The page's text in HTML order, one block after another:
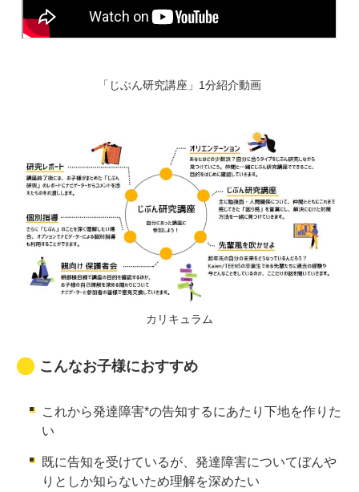
「じぶん研究講座」1分紹介動画
カリキュラム
こんなお子様におすすめ
これから発達障害*の告知するにあたり下地を作りた
い
既に告知を受けているが、発達障害についてぼんや
りとしか知らないため理解を深めたい